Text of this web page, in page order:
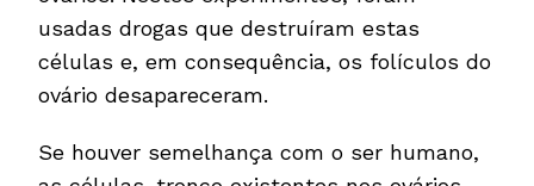
usadas drogas que destruíram estas
células e, em consequência, os folículos do
ovário desapareceram.
Se houver semelhança com o ser humano,